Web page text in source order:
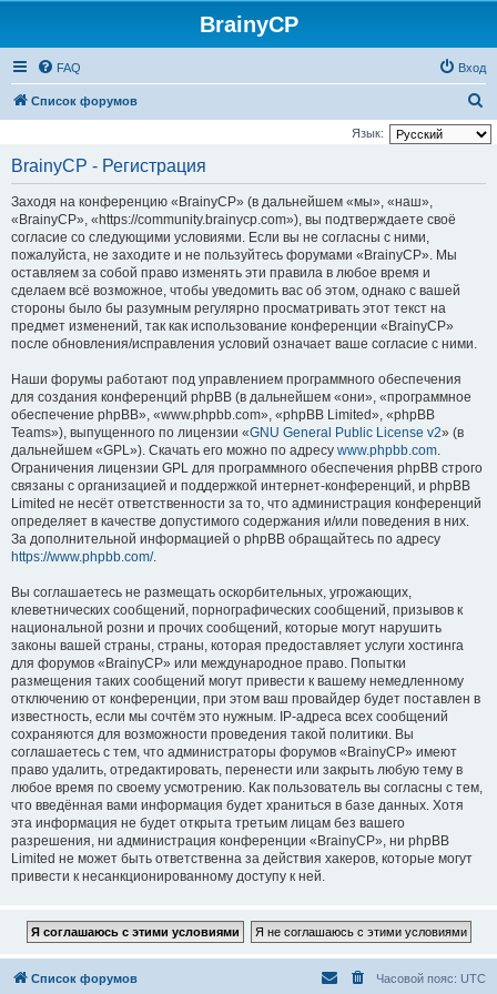
BrainyCP
FAQ Вход
Список форумов
о
Язык:
BrainyCP - Регистрация
Заходя на конференцию «BrainyCP» (в дальнейшем «мы», «наш»,
«BrainyCP», «https://community.brainycp.com»), вы подтверждаете своё
согласие со следующими условиями. Если вы не согласны с ними,
пожалуйста, не заходите и не пользуйтесь форумами «BrainyCP». Мы
оставляем за собой право изменять эти правила в любое время и
сделаем всё возможное, чтобы уведомить вас об этом, однако с вашей
стороны было бы разумным регулярно просматривать этот текст на
предмет изменений, так как использование конференции «BrainyCP»
после обновления/исправления условий означает ваше согласие с ними.
Наши форумы работают под управлением программного обеспечения
для создания конференций phpBB (в дальнейшем «они», «программное
обеспечение phpBB», «www.phpbb.com», «phpBB Limited», «phpBB
Teams»), выпущенного по лицензии «GNU General Public License v2» (в
дальнейшем «GPL»). Скачать его можно по адресу www.phpbb.com.
Ограничения лицензии GPL для программного обеспечения phpBB строго
связаны с организацией и поддержкой интернет-конференций, и phpBB
Limited не несёт ответственности за то, что администрация конференций
определяет в качестве допустимого содержания и/или поведения в них.
За дополнительной информацией о phpBB обращайтесь по адресу
https://www.phpbb.com/.
Вы соглашаетесь не размещать оскорбительных, угрожающих,
клеветнических сообщений, порнографических сообщений, призывов к
национальной розни и прочих сообщений, которые могут нарушить
законы вашей страны, страны, которая предоставляет услуги хостинга
для форумов «BrainyCP» или международное право. Попытки
размещения таких сообщений могут привести к вашему немедленному
отключению от конференции, при этом ваш провайдер будет поставлен в
известность, если мы сочтём это нужным. IP-адреса всех сообщений
сохраняются для возможности проведения такой политики. Вы
соглашаетесь с тем, что администраторы форумов «BrainyCP» имеют
право удалить, отредактировать, перенести или закрыть любую тему в
любое время по своему усмотрению. Как пользователь вы согласны с тем,
что введённая вами информация будет храниться в базе данных. Хотя
эта информация не будет открыта третьим лицам без вашего
разрешения, ни администрация конференции «BrainyCP», ни phpBB
Limited не может быть ответственна за действия хакеров, которые могут
привести к несанкционированному доступу к ней.
Список форумов Часовой пояс: UTC